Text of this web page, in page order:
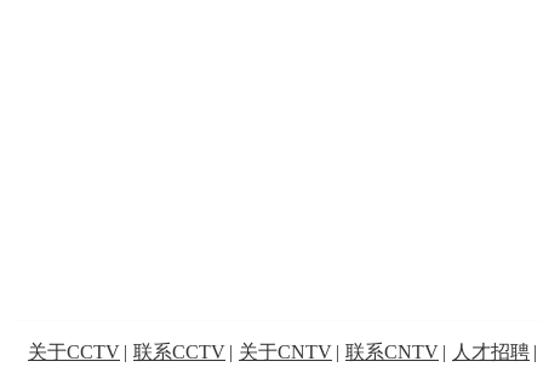
关于CCTV | 联系CCTV | 关于CNTV | 联系CNTV | 人才招聘 |